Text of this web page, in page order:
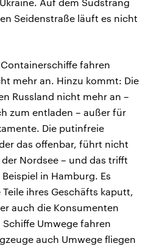
Auf dem Südstrang
Seidenstraße läuft es nicht
fahren
mehr an. Hinzu kommt: Die
Russland nicht mehr an –
zum entladen – außer für
Die putinfreie
das offenbar, führt nicht
Nordsee – und das trifft
in Hamburg. Es
ihres Geschäfts kaputt,
auch die Konsumenten
Umwege fahren
auch Umwege fliegen